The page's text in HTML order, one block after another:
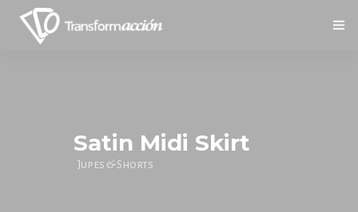
ServiciosSatin Midi Skirt
Jupes & Shorts